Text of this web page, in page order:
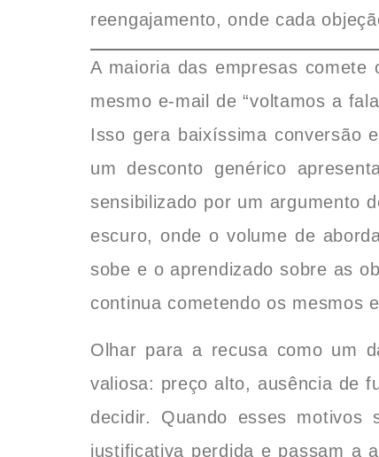
reengajamento, onde cada
A maioria das empresas
mesmo e-mail de “voltamos a
Isso gera baixíssima conversão
um desconto genérico
sensibilizado por um argumento
escuro, onde o volume de
sobe e o aprendizado sobre as
continua cometendo os mesmos
Olhar para a recusa como um
valiosa: preço alto, ausência de
decidir. Quando esses
justificativa perdida e passam a